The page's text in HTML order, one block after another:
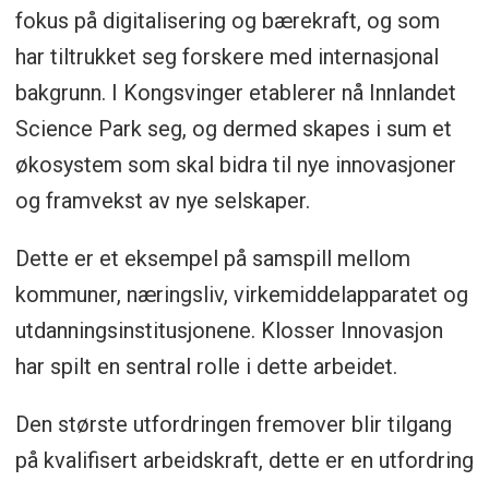
fokus på digitalisering og bærekraft, og som
har tiltrukket seg forskere med internasjonal
bakgrunn. I Kongsvinger etablerer nå Innlandet
Science Park seg, og dermed skapes i sum et
økosystem som skal bidra til nye innovasjoner
og framvekst av nye selskaper.
Dette er et eksempel på samspill mellom
kommuner, næringsliv, virkemiddelapparatet og
utdanningsinstitusjonene. Klosser Innovasjon
har spilt en sentral rolle i dette arbeidet.
Den største utfordringen fremover blir tilgang
på kvalifisert arbeidskraft, dette er en utfordring